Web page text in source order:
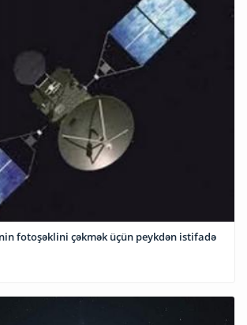
fotoşəklini çəkmək üçün peykdən istifadə